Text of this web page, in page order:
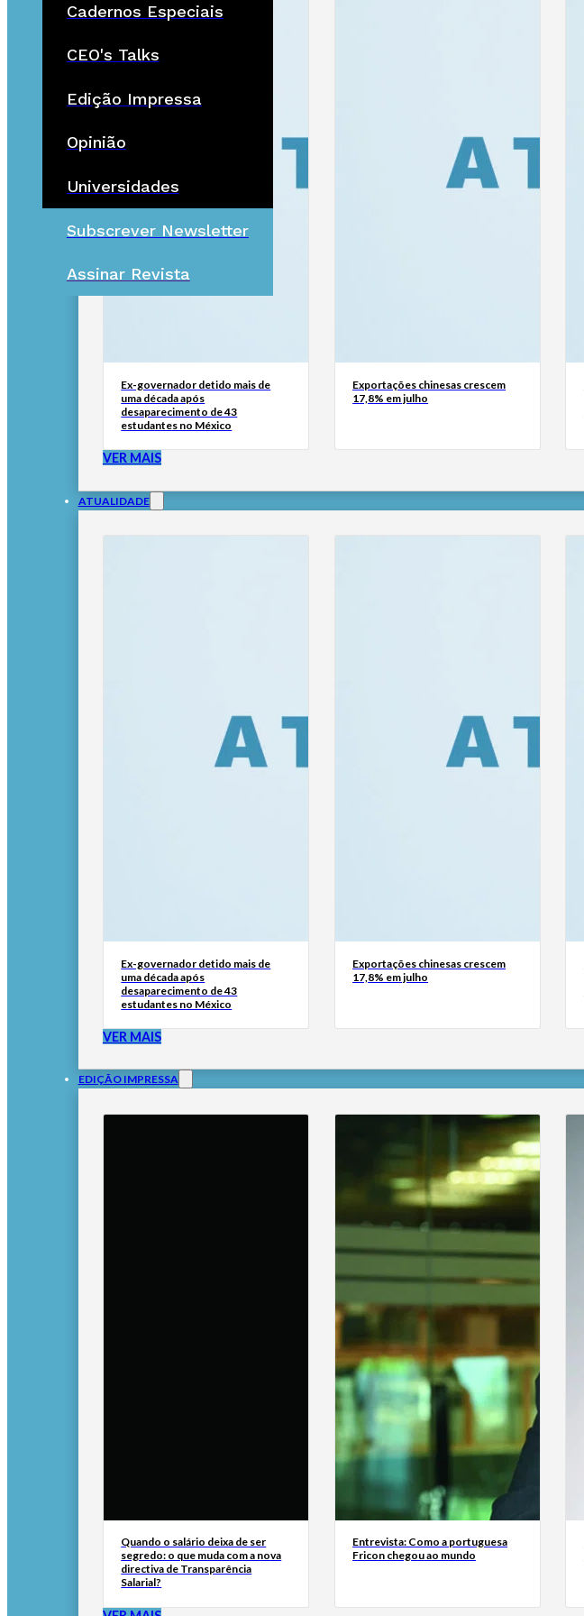
Cadernos Especiais
CEO's Talks
Edição Impressa
Opinião
Universidades
Subscrever Newsletter
Assinar Revista
Ex-governador detido mais de
uma década após
desaparecimento de 43
estudantes no México
Exportações chinesas crescem
17,8% em julho
VER MAIS
ATUALIDADE
Ex-governador detido mais de
uma década após
desaparecimento de 43
estudantes no México
Exportações chinesas crescem
17,8% em julho
VER MAIS
EDIÇÃO IMPRESSA
Quando o salário deixa de ser
segredo: o que muda com a nova
directiva de Transparência
Salarial?
Entrevista: Como a portuguesa
Fricon chegou ao mundo